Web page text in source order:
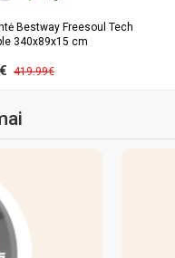
Bestway Freesoul Tech
340x89x15 cm
419.99€